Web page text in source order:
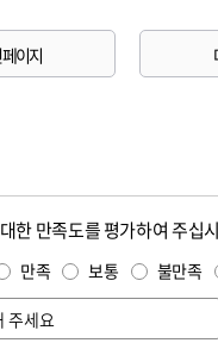
페이지
한 만족도를 평가하여 주십
만족 보통 불만족